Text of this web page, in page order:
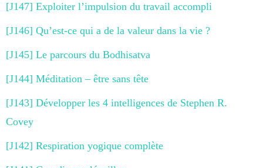
[J147] Exploiter l’impulsion du travail accompli
[J146] Qu’est-ce qui a de la valeur dans la vie ?
[J145] Le parcours du Bodhisatva
[J144] Méditation – être sans tête
[J143] Développer les 4 intelligences de Stephen R.
Covey
[J142] Respiration yogique complète